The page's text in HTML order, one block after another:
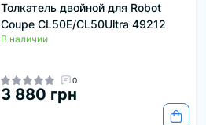
Толкатель двойной для Robot
Coupe СL50E/СL50Ultra 49212
В наличии
0
3 880 грн